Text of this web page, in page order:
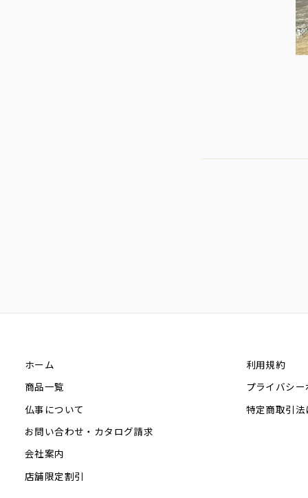
ホーム
商品一覧
仏事について
お問い合わせ・カタログ請求
会社案内
店舗限定割引
利用規約
プライバシ
特定商取引